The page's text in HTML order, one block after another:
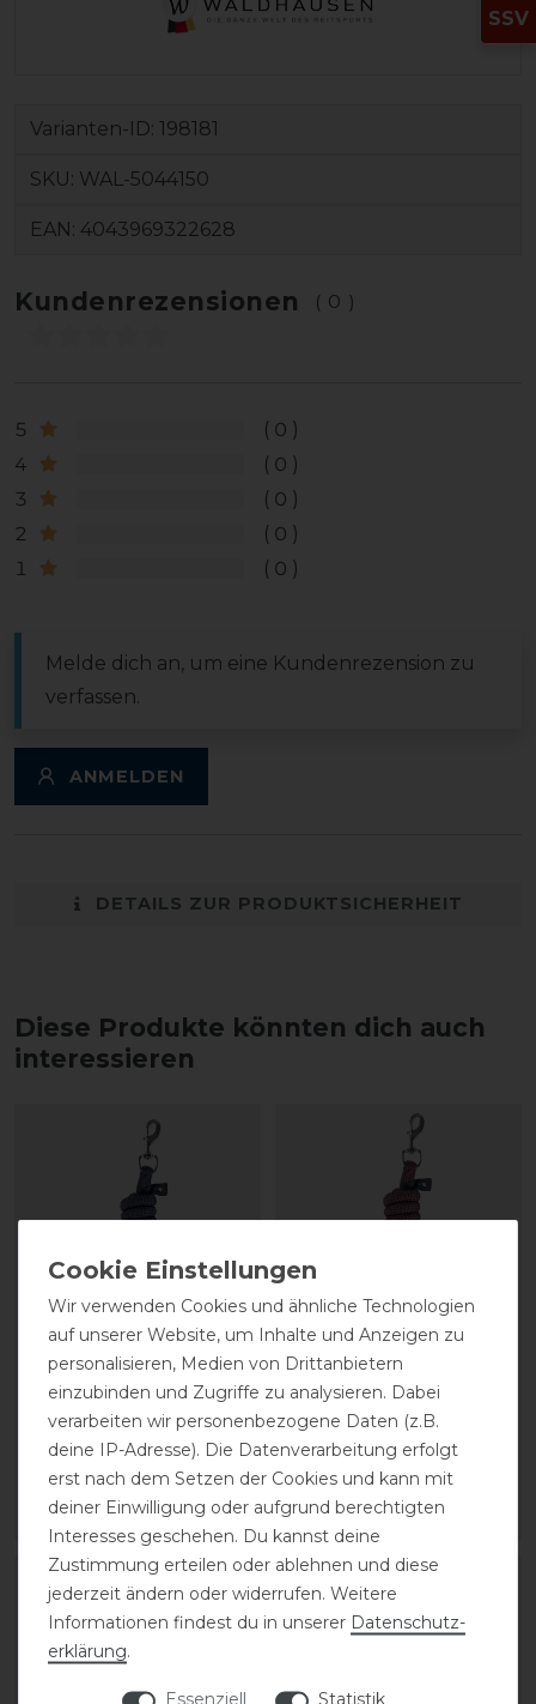
Varianten-ID: 198181
SKU: WAL-5044150
EAN: 4043969322628
Kundenrezensionen (0)
5
0
4
0
3
0
2
0
1
0
Melde dich an, um eine Kundenrezension zu
verfassen.
ANMELDEN
DETAILS ZUR PRODUKTSICHERHEIT
Diese Produkte könnten dich auch
interessieren
Equiline Gabe Führstrick
Karabiner
19,00 € *
ARTIKEL MERKEN
Karabiner
19,00 € *
ARTIKEL MERKEN
SSV
Wir verwenden Cookies und ähnliche Technologien
auf unserer Website, um Inhalte und Anzeigen zu
personalisieren, Medien von Drittanbietern
einzubinden und Zugriffe zu analysieren. Dabei
verarbeiten wir personenbezogene Daten (z.B.
deine IP-Adresse). Die Datenverarbeitung erfolgt
erst nach dem Setzen der Cookies und kann mit
deiner Einwilligung oder aufgrund berechtigten
Interesses geschehen. Du kannst deine
Zustimmung erteilen oder ablehnen und diese
jederzeit ändern oder widerrufen. Weitere
Informationen findest du in unserer Daten­schutz­
erklärung.
Essenziell Statistik